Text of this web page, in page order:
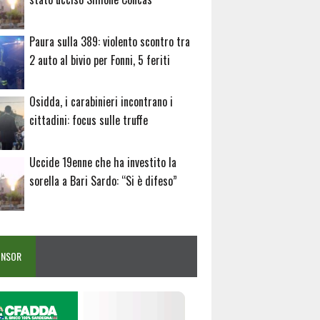
Paura sulla 389: violento scontro tra
2 auto al bivio per Fonni, 5 feriti
Osidda, i carabinieri incontrano i
cittadini: focus sulle truffe
Uccide 19enne che ha investito la
sorella a Bari Sardo: “Si è difeso”